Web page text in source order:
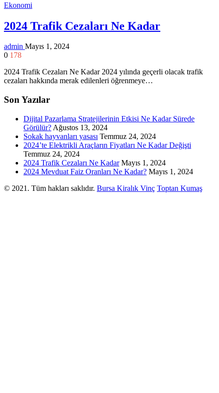
Ekonomi
2024 Trafik Cezaları Ne Kadar
admin Mayıs 1, 2024
0 178
2024 Trafik Cezaları Ne Kadar 2024 yılında geçerli olacak trafik
cezaları hakkında merak edilenleri öğrenmeye…
Son Yazılar
Dijital Pazarlama Stratejilerinin Etkisi Ne Kadar Sürede
Görülür? Ağustos 13, 2024
Sokak hayvanları yasası Temmuz 24, 2024
2024’te Elektrikli Araçların Fiyatları Ne Kadar Değişti
Temmuz 24, 2024
2024 Trafik Cezaları Ne Kadar Mayıs 1, 2024
2024 Mevduat Faiz Oranları Ne Kadar? Mayıs 1, 2024
© 2021. Tüm hakları saklıdır. Bursa Kiralık Vinç Toptan Kumaş